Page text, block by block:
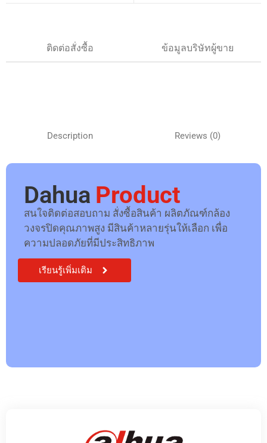
ติดต่อสั่งซื้อ ข้อมูลบริษัทผู้ขาย
Description Reviews (0)
Dahua Product
สนใจติดต่อสอบถาม สั่งซื้อสินค้า ผลิตภัณฑ์กล้อง
วงจรปิดคุณภาพสูง มีสินค้าหลายรุ่นให้เลือก เพื่อ
ความปลอดภัยที่มีประสิทธิภาพ
เรียนรู้เพิ่มเติม